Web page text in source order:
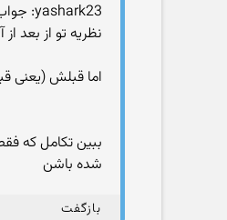
yashark23: جواب نظریه من?
نظریه تو از بعد
اما قبلش (یعنی
ببین تکامل که
شده باشن
بازگفت